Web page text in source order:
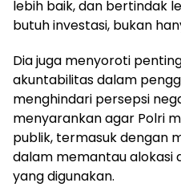
lebih baik, dan bertindak
butuh investasi, bukan
Dia juga menyoroti
akuntabilitas dalam
menghindari persepsi
menyarankan agar Polri
publik, termasuk dengan
dalam memantau alokasi
yang digunakan.